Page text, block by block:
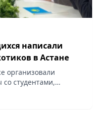
написали
в Астане
организовали
студентами,